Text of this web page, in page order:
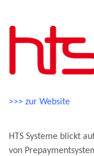
>>> zur Website
HTS Systeme blickt
von